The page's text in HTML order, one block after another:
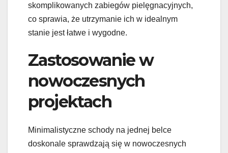
skomplikowanych zabiegów pielęgnacyjnych,
co sprawia, że utrzymanie ich w idealnym
stanie jest łatwe i wygodne.
Zastosowanie w
nowoczesnych
projektach
Minimalistyczne schody na jednej belce
doskonale sprawdzają się w nowoczesnych